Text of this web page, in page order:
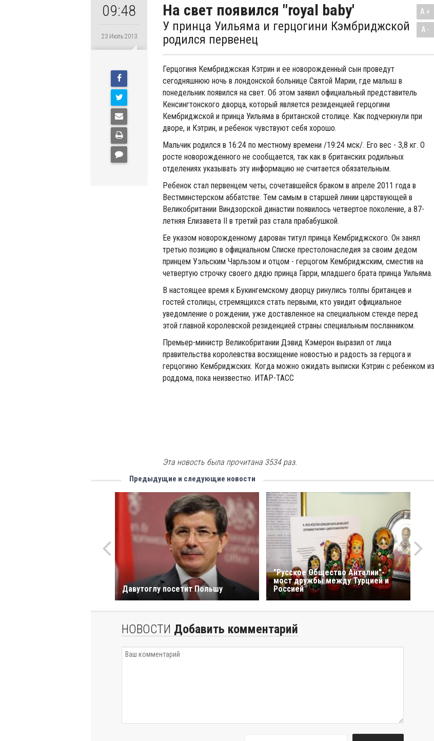
09:48
23 Июль 2013
На свет появился "royal baby'
У принца Уильяма и герцогини Кэмбриджской
родился первенец
A+
A-
Герцогиня Кембриджская Кэтрин и ее новорожденный сын проведут
сегодняшнюю ночь в лондонской больнице Святой Марии, где малыш в
понедельник появился на свет. Об этом заявил официальный представитель
Кенсингтонского дворца, который является резиденцией герцогини
Кембриджской и принца Уильяма в британской столице. Как подчеркнули при
дворе, и Кэтрин, и ребенок чувствуют себя хорошо.
Мальчик родился в 16:24 по местному времени /19:24 мск/. Его вес - 3,8 кг. О
росте новорожденного не сообщается, так как в британских родильных
отделениях указывать эту информацию не считается обязательным.
Ребенок стал первенцем четы, сочетавшейся браком в апреле 2011 года в
Вестминстерском аббатстве. Тем самым в старшей линии царствующей в
Великобритании Виндзорской династии появилось четвертое поколение, а 87-
летняя Елизавета II в третий раз стала прабабушкой.
Ее указом новорожденному дарован титул принца Кембриджского. Он занял
третью позицию в официальном Списке престолонаследия за своим дедом
принцем Уэльским Чарльзом и отцом - герцогом Кембриджским, сместив на
четвертую строчку своего дядю принца Гарри, младшего брата принца Уильяма.
В настоящее время к Букингемскому дворцу ринулись толпы британцев и
гостей столицы, стремящихся стать первыми, кто увидит официальное
уведомление о рождении, уже доставленное на специальном стенде перед
этой главной королевской резиденцией страны специальным посланником.
Премьер-министр Великобритании Дэвид Кэмерон выразил от лица
правительства королевства восхищение новостью и радость за герцога и
герцогиню Кембриджских. Когда можно ожидать выписки Кэтрин с ребенком из
роддома, пока неизвестно. ИТАР-ТАСС
Эта новость была прочитана 3534 раз.
Предыдущие и следующие новости
Давутоглу посетит Польшу
"Русское Общество Анталии"-
мост дружбы между Турцией и
Россией
НОВОСТИ Добавить комментарий